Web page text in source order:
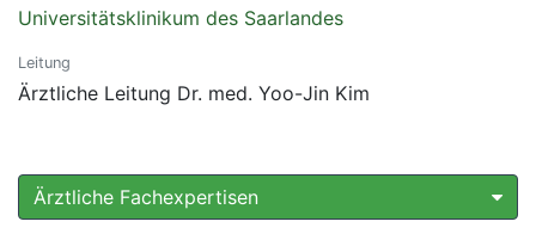
Universitätsklinikum des Saarlandes
Leitung
Ärztliche Leitung Dr. med. Yoo-Jin Kim
Ärztliche Fachexpertisen